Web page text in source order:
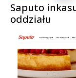
Saputo
oddziału